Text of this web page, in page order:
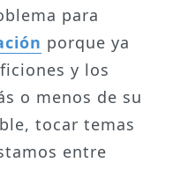
para
porque ya
y los
o menos de su
tocar temas
entre